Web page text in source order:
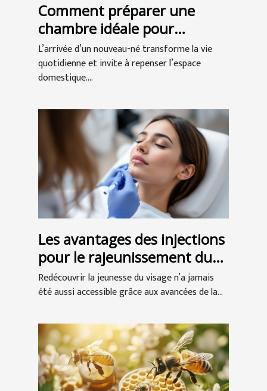
Comment préparer une
chambre idéale pour
l'arrivée de bébé ?
L’arrivée d’un nouveau-né transforme la vie
quotidienne et invite à repenser l’espace
domestique....
Les avantages des injections
pour le rajeunissement du
visage
Redécouvrir la jeunesse du visage n’a jamais
été aussi accessible grâce aux avancées de la...